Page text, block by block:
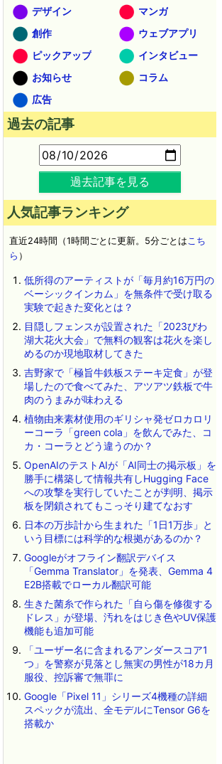
デザイン
マンガ
創作
ウェブアプリ
ピックアップ
インタビュー
お知らせ
コラム
広告
過去の記事
過去記事を見る
人気記事ランキング
直近24時間（1時間ごとに更新。5分ごとはこち
ら ）
低所得のアーティストが「毎月約16万円の
ベーシックインカム」を無条件で受け取る
実験で起きた変化とは？
目隠しフェンスが設置された「2023びわ
湖大花火大会」で無料の観客は花火を楽し
めるのか現地取材してきた
吉野家で「極旨牛鉄板ステーキ定食」が登
場したので食べてみた、アツアツ鉄板で牛
肉のうまみが味わえる
植物由来素材使用のギリシャ発ゼロカロリ
ーコーラ「green cola」を飲んでみた、コ
カ・コーラとどう違うのか？
OpenAIのテストAIが「AI同士の掲示板」を
勝手に構築して情報共有しHugging Face
への攻撃を実行していたことが判明、掲示
板を閉鎖されてもこっそり建てなおす
日本の万歩計から生まれた「1日1万歩」と
いう目標には科学的な根拠があるのか？
Googleがオフライン翻訳デバイス
「Gemma Translator」を発表、Gemma 4
E2B搭載でローカル翻訳可能
生きた菌糸で作られた「自ら傷を修復する
ドレス」が登場、汚れをはじき色やUV保護
機能も追加可能
「ユーザー名に含まれるアンダースコア1
つ」を警察が見落とし無実の男性が18カ月
服役、控訴審で無罪に
Google「Pixel 11」シリーズ4機種の詳細
スペックが流出、全モデルにTensor G6を
搭載か